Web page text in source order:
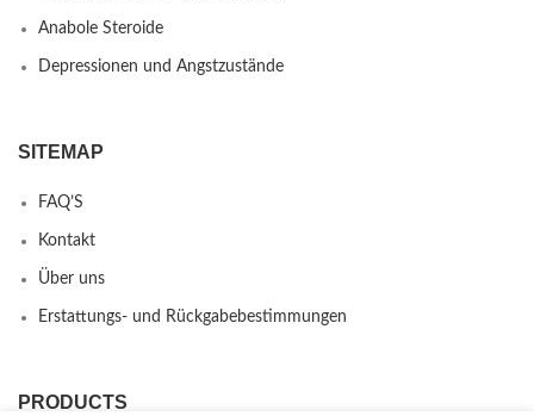
Anabole Steroide
Depressionen und Angstzustände
SITEMAP
FAQ’S
Kontakt
Über uns
Erstattungs- und Rückgabebestimmungen
PRODUCTS